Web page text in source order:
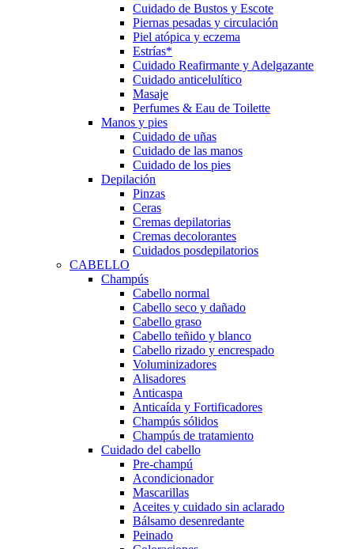
Cuidado de Bustos y Escote
Piernas pesadas y circulación
Piel atópica y eczema
Estrías*
Cuidado Reafirmante y Adelgazante
Cuidado anticelulítico
Masaje
Perfumes & Eau de Toilette
Manos y pies
Cuidado de uñas
Cuidado de las manos
Cuidado de los pies
Depilación
Pinzas
Ceras
Cremas depilatorias
Cremas decolorantes
Cuidados posdepilatorios
CABELLO
Champús
Cabello normal
Cabello seco y dañado
Cabello graso
Cabello teñido y blanco
Cabello rizado y encrespado
Voluminizadores
Alisadores
Anticaspa
Anticaída y Fortificadores
Champús sólidos
Champús de tratamiento
Cuidado del cabello
Pre-champú
Acondicionador
Mascarillas
Aceites y cuidado sin aclarado
Bálsamo desenredante
Peinado